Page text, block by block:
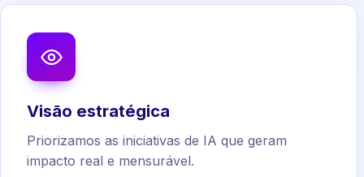
Visão estratégica
Priorizamos as iniciativas de IA que geram
impacto real e mensurável.